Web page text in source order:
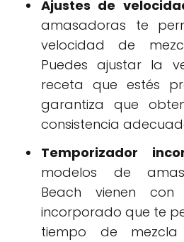
Ajustes de
amasadoras te
velocidad de
Puedes ajustar la
receta que estés
garantiza que
consistencia
Temporizador
modelos de
Beach vienen con
incorporado que te
tiempo de